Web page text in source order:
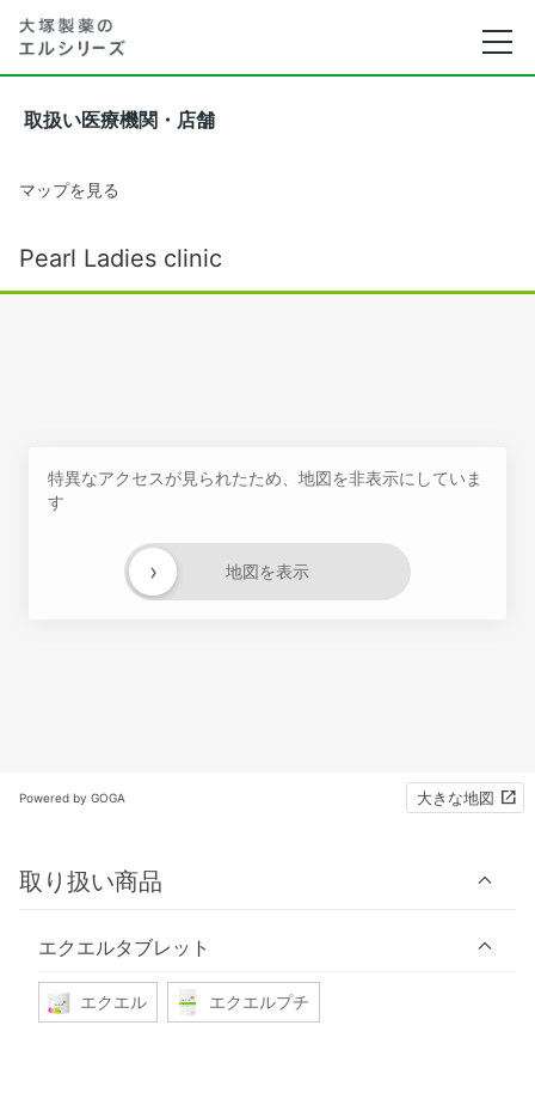
取扱い医療機関・店舗
マップを見る
Pearl Ladies clinic
特異なアクセスが見られたため、地図を非表示にしていま
す
地図を表示
›
Powered by GOGA 大きな地図
取り扱い商品
エクエルタブレット
エクエル エクエルプチ